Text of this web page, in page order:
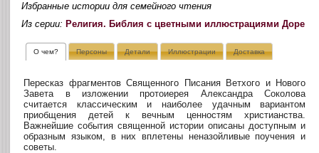
Избранные истории для семейного чтения
Из серии: Религия. Библия с цветными иллюстрациями Доре
О чем? Персоны Детали Иллюстрации Доставка
Пересказ фрагментов Священного Писания Ветхого и Нового
Завета в изложении протоиерея Александра Соколова
считается классическим и наиболее удачным вариантом
приобщения детей к вечным ценностям христианства.
Важнейшие события священной истории описаны доступным и
образным языком, в них вплетены неназойливые поучения и
советы.